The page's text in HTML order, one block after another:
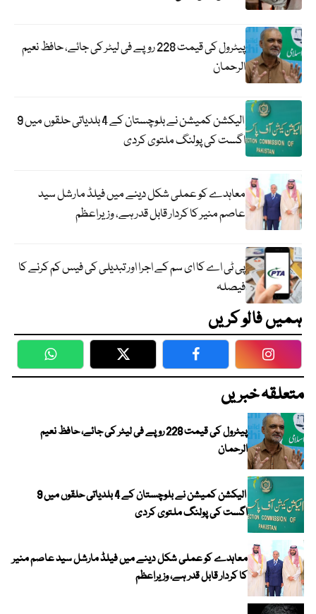
پیٹرول کی قیمت 228 روپے فی لیٹر کی جائے، حافظ نعیم
الرحمان
الیکشن کمیشن نے بلوچستان کے 4 بلدیاتی حلقوں میں 9
اگست کی پولنگ ملتوی کردی
معاہدے کو عملی شکل دینے میں فیلڈ مارشل سید
عاصم منیر کا کردار قابل قدر ہے، وزیراعظم
پی ٹی اے کا ای سم کے اجرا اور تبدیلی کی فیس کم کرنے کا
فیصلہ
ہمیں فالو کریں
WhatsApp Twitter Facebook
متعلقہ خبریں
پیٹرول کی قیمت 228 روپے فی لیٹر کی جائے، حافظ نعیم
الرحمان
الیکشن کمیشن نے بلوچستان کے 4 بلدیاتی حلقوں میں 9
اگست کی پولنگ ملتوی کردی
معاہدے کو عملی شکل دینے میں فیلڈ مارشل سید عاصم منیر
کا کردار قابل قدر ہے، وزیراعظم